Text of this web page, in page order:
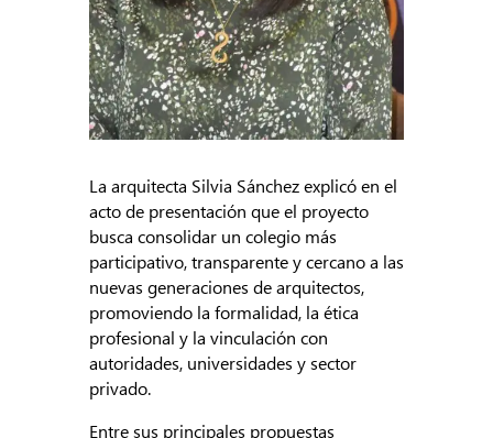
La arquitecta Silvia Sánchez explicó en el
acto de presentación que el proyecto
busca consolidar un colegio más
participativo, transparente y cercano a las
nuevas generaciones de arquitectos,
promoviendo la formalidad, la ética
profesional y la vinculación con
autoridades, universidades y sector
privado.
Entre sus principales propuestas